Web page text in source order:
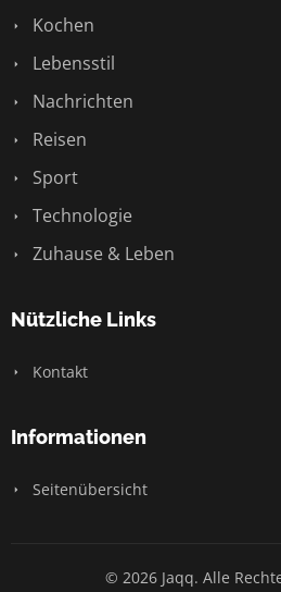
Kochen
Lebensstil
Nachrichten
Reisen
Sport
Technologie
Zuhause & Leben
Nützliche Links
Kontakt
Informationen
Seitenübersicht
© 2026 Jaqq. Alle